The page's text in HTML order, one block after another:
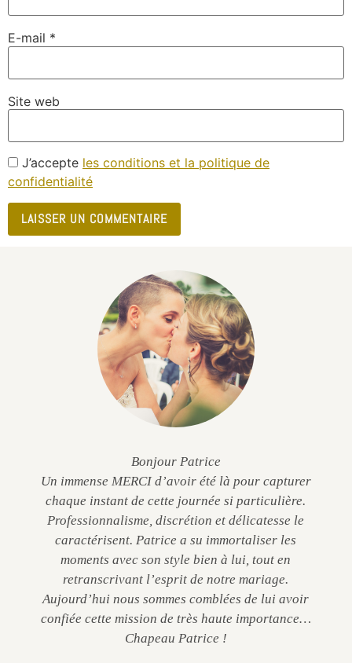
E-mail *
Site web
J’accepte les conditions et la politique de
confidentialité
Bonjour Patrice
Un immense MERCI d’avoir été là pour capturer
chaque instant de cette journée si particulière.
Professionnalisme, discrétion et délicatesse le
caractérisent. Patrice a su immortaliser les
moments avec son style bien à lui, tout en
retranscrivant l’esprit de notre mariage.
Aujourd’hui nous sommes comblées de lui avoir
confiée cette mission de très haute importance…
Chapeau Patrice !